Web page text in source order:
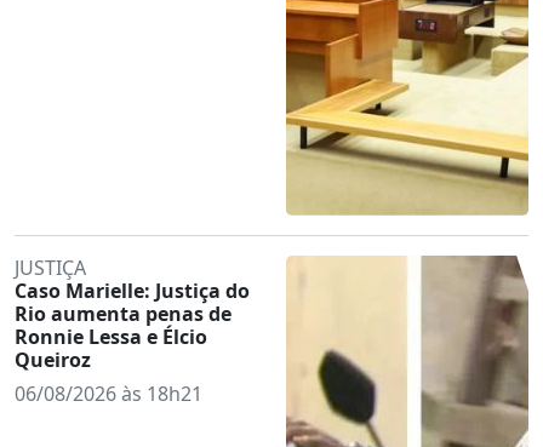
JUSTIÇA
Caso Marielle: Justiça do
Rio aumenta penas de
Ronnie Lessa e Élcio
Queiroz
06/08/2026 às 18h21